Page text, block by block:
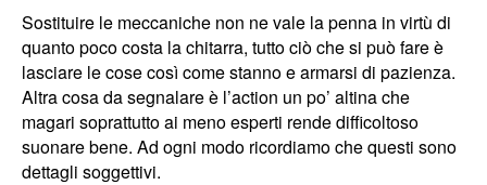
Sostituire le meccaniche non ne vale la penna in virtù di
quanto poco costa la chitarra, tutto ciò che si può fare è
lasciare le cose così come stanno e armarsi di pazienza.
Altra cosa da segnalare è l’action un po’ altina che
magari soprattutto ai meno esperti rende difficoltoso
suonare bene. Ad ogni modo ricordiamo che questi sono
dettagli soggettivi.